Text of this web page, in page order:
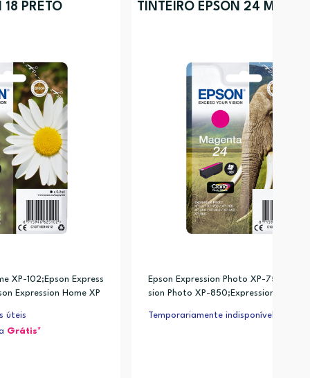
18 PRETO
XP-102;Epson Express
Expression Home XP
úteis
Grátis*
TINTEIRO EPSON 24
Epson Expression Photo XP-
sion Photo XP-850;Expression Photo
Temporariamente indisponível